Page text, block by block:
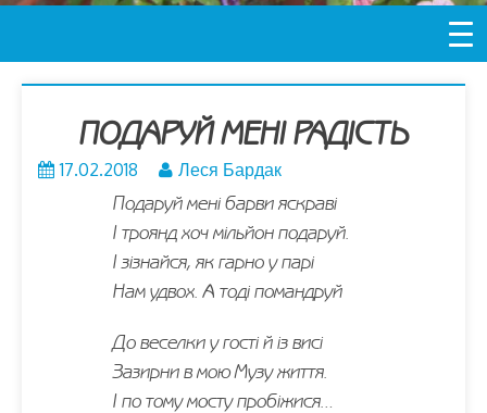
ПОДАРУЙ МЕНІ РАДІСТЬ
17.02.2018 Леся Бардак
Подаруй мені барви яскраві
І троянд хоч мільйон подаруй.
І зізнайся, як гарно у парі
Нам удвох. А тоді помандруй
До веселки у гості й із висі
Зазирни в мою Музу життя.
І по тому мосту пробіжися…